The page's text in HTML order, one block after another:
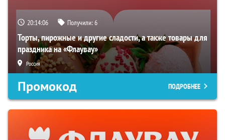
20:14:05 Получили:6
Торты, пирожные и другие сладости, а также товары для
праздника на «Флаувау»
Россия
Промокод ПОДРОБНЕЕ